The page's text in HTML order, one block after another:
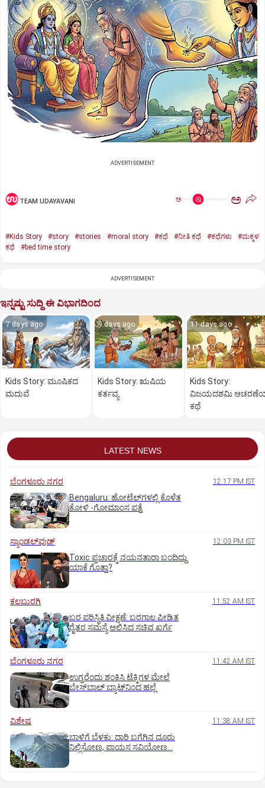
ADVERTISEMENT
TEAM UDAYAVANI ಅ ಅ
#Kids Story #story #stories #moral story #ಕಥೆ #ನೀತಿ ಕಥೆ #ಕಥೆಗಳು
#ಮಕ್ಕಳ
ಕಥೆ
#bed time story
ADVERTISEMENT
ಇನ್ನಷ್ಟು ಸುದ್ದಿ ಈ ವಿಭಾಗದಿಂದ
7 days ago
Kids Story: ಮೂಷಿಕದ
ಮದುವೆ
9 days ago
Kids Story: ಋಷಿಯ
ಕರ್ತವ್ಯ
11 days ago
Kids Story:
ವಿಜಯದಶಮಿ
ಕಥೆ
LATEST NEWS
ಬೆಂಗಳೂರು ನಗರ 12:17 PM IST
Bengaluru: ಹೋಟೆಲ್‌ಗ‌ಳಲ್ಲಿ ಕೊಳೆತ
ಕೋಳಿ -ಗೋಮಾಂಸ ಪತ್ತೆ
ಸ್ಯಾಂಡಲ್‌ವುಡ್‌ 12:03 PM IST
Toxic ಪ್ರಚಾರಕ್ಕೆ ನಯನತಾರಾ ಬಂದಿದ್ದು
ಯಾಕೆ ಗೊತ್ತಾ?
ಕಲಬುರಗಿ 11:52 AM IST
ಬರ ಪರಿಸ್ಥಿತಿ ವೀಕ್ಷಣೆ: ಬರಗಾಲ ಪೀಡಿತ
ರೈತರ ಸಮಸ್ಯೆ ಆಲಿಸಿದ ಸಚಿವ ಖರ್ಗೆ
ಬೆಂಗಳೂರು ನಗರ 11:42 AM IST
ಉಗ್ರರೆಂದು ಶಂಕಿಸಿ ಟೆಕ್ಕಿಗಳ ಮೇಲೆ
ಬೇಸ್‌ಬಾಲ್‌ ಬ್ಯಾಟ್‌ನಿಂದ ಹಲ್ಲೆ
ವಿಶೇಷ 11:38 AM IST
ಬಾಳಿಗೆ ಬೆಳಕು: ದಾರಿ ಬಗೆಗಿನ ದೂರು
ನಿಲ್ಲಿಸೋಣ, ಪಾಯಸ ಸವಿಯೋಣ...